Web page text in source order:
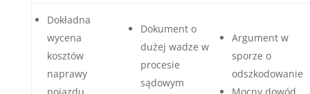
Dokładna
wycena
kosztów
naprawy
Dokument o
dużej wadze w
procesie
sądowym
Argument w
sporze o
odszkodowanie